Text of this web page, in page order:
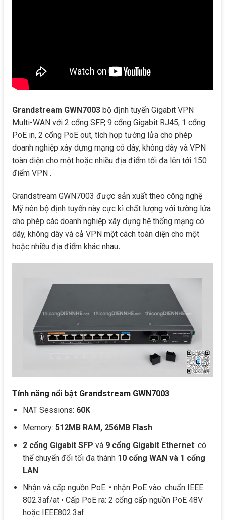
Grandstream GWN7003 bộ định tuyến Gigabit VPN
Multi-WAN với 2 cổng SFP, 9 cổng Gigabit RJ45, 1 cổng
PoE in, 2 cổng PoE out, tích hợp tường lửa cho phép
doanh nghiệp xây dựng mạng có dây, không dây và VPN
toàn diện cho một hoặc nhiều địa điểm tối đa lên tới 150
điểm VPN .
Grandstream GWN7003 được sản xuất theo công nghệ
Mỹ nên bộ định tuyến này cực kì chất lượng với tường lửa
cho phép các doanh nghiệp xây dựng hệ thống mạng có
dây, không dây và cả VPN một cách toàn diện cho một
hoặc nhiều địa điểm khác nhau.
Tính năng nổi bật Grandstream GWN7003
NAT Sessions: 60K
Memory: 512MB RAM, 256MB Flash
2 cổng Gigabit SFP và9 cổng Gigabit Ethernet: có
thể chuyển đổi tối đa thành 10 cổng WAN và 1 cổng
LAN.
Nhận và cấp nguồn PoE: • nhận PoE vào: chuẩn IEEE
802.3af/at • Cấp PoE ra: 2 cổng cấp nguồn PoE 48V
hoặc IEEE802.3af